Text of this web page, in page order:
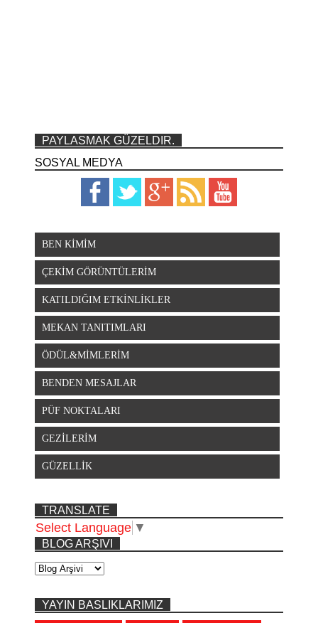
PAYLASMAK GÜZELDIR.
SOSYAL MEDYA
BEN KİMİM
ÇEKİM GÖRÜNTÜLERİM
KATILDIĞIM ETKİNLİKLER
MEKAN TANITIMLARI
ÖDÜL&MİMLERİM
BENDEN MESAJLAR
PÜF NOKTALARI
GEZİLERİM
GÜZELLİK
TRANSLATE
Select Language ▼
BLOG ARŞIVI
YAYIN BASLIKLARIMIZ